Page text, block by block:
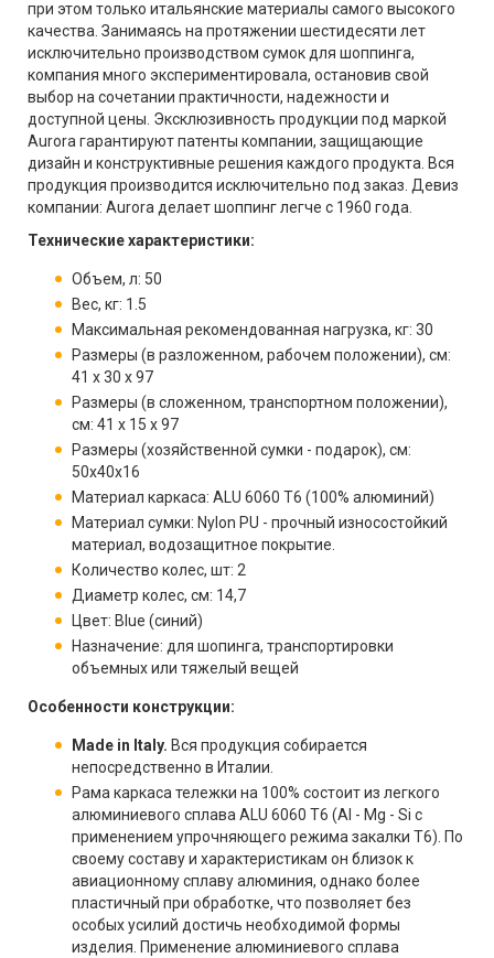
при этом только итальянские материалы самого высокого
качества. Занимаясь на протяжении шестидесяти лет
исключительно производством сумок для шоппинга,
компания много экспериментировала, остановив свой
выбор на сочетании практичности, надежности и
доступной цены. Эксклюзивность продукции под маркой
Aurora гарантируют патенты компании, защищающие
дизайн и конструктивные решения каждого продукта. Вся
продукция производится исключительно под заказ. Девиз
компании: Aurora делает шоппинг легче с 1960 года.
Технические характеристики:
Объем, л: 50
Вес, кг: 1.5
Максимальная рекомендованная нагрузка, кг: 30
Размеры (в разложенном, рабочем положении), см:
41 x 30 x 97
Размеры (в сложенном, транспортном положении),
см: 41 x 15 x 97
Размеры (хозяйственной сумки - подарок), см:
50х40х16
Материал каркаса: ALU 6060 T6 (100% алюминий)
Материал сумки: Nylon PU - прочный износостойкий
материал, водозащитное покрытие.
Количество колес, шт: 2
Диаметр колес, см: 14,7
Цвет: Blue (синий)
Назначение: для шопинга, транспортировки
объемных или тяжелый вещей
Особенности конструкции:
Made in Italy. Вся продукция собирается
непосредственно в Италии.
Рама каркаса тележки на 100% состоит из легкого
алюминиевого сплава ALU 6060 T6 (Al - Mg - Si с
применением упрочняющего режима закалки T6). По
своему составу и характеристикам он близок к
авиационному сплаву алюминия, однако более
пластичный при обработке, что позволяет без
особых усилий достичь необходимой формы
изделия. Применение алюминиевого сплава